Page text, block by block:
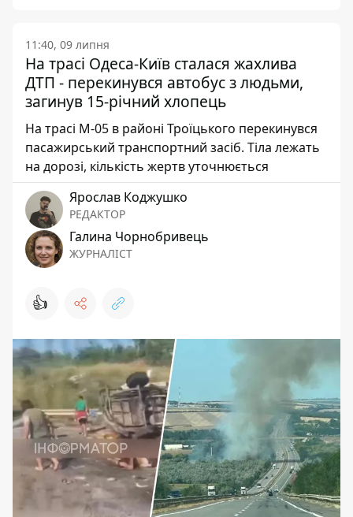
11:40, 09 липня
На трасі Одеса-Київ сталася жахлива
ДТП - перекинувся автобус з людьми,
загинув 15-річний хлопець
На трасі М-05 в районі Троїцького перекинувся
пасажирський транспортний засіб. Тіла лежать
на дорозі, кількість жертв уточнюється
Ярослав Коджушко
РЕДАКТОР
Галина Чорнобривець
ЖУРНАЛІСТ
👍